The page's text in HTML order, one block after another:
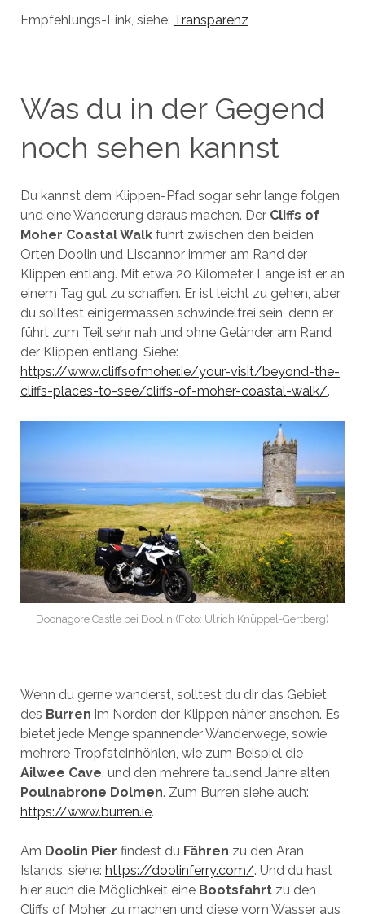
Empfehlungs-Link, siehe: Transparenz
Was du in der Gegend
noch sehen kannst
Du kannst dem Klippen-Pfad sogar sehr lange folgen
und eine Wanderung daraus machen. Der Cliffs of
Moher Coastal Walkführt zwischen den beiden
Orten Doolin und Liscannor immer am Rand der
Klippen entlang. Mit etwa 20 Kilometer Länge ist er an
einem Tag gut zu schaffen. Er ist leicht zu gehen, aber
du solltest einigermassen schwindelfrei sein, denn er
führt zum Teil sehr nah und ohne Geländer am Rand
der Klippen entlang. Siehe:
https://www.cliffsofmoher.ie/your-visit/beyond-the-
cliffs-places-to-see/cliffs-of-moher-coastal-walk/.
Doonagore Castle bei Doolin (Foto: Ulrich Knüppel-Gertberg)
Wenn du gerne wanderst, solltest du dir das Gebiet
des Burren im Norden der Klippen näher ansehen. Es
bietet jede Menge spannender Wanderwege, sowie
mehrere Tropfsteinhöhlen, wie zum Beispiel die
Ailwee Cave, und den mehrere tausend Jahre alten
Poulnabrone Dolmen. Zum Burren siehe auch:
https://www.burren.ie.
Am Doolin Pier findest du Fähren zu den Aran
Islands, siehe: https://doolinferry.com/. Und du hast
hier auch die Möglichkeit eine Bootsfahrtzu den
Cliffs of Moher zu machen und diese vom Wasser aus